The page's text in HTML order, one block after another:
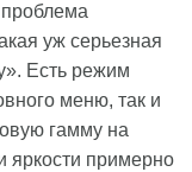
уж серьезная
Есть режим
меню, так и
гамму на
яркости примерно